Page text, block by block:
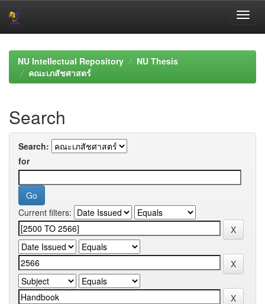
navigationNU Intellectual Repository
NU Thesis
คณะเภสัชศาสตร์
Search
Search:
for
Current filters: